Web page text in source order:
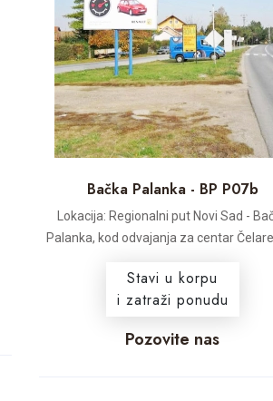
Bačka Palanka - BP P07b
Lokacija: Regionalni put Novi Sad -
Palanka, kod odvajanja za centar
Stavi u korpu
i zatraži ponudu
Pozovite nas